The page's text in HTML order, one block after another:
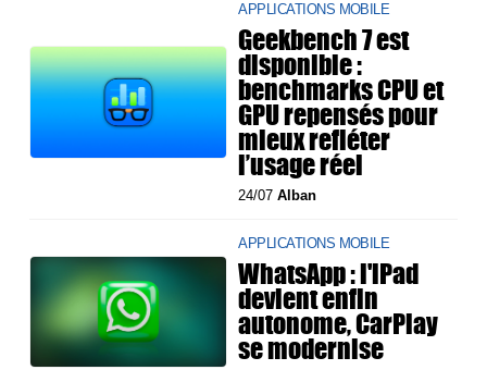
APPLICATIONS MOBILE
Geekbench 7 est
disponible :
benchmarks CPU et
GPU repensés pour
mieux refléter
l’usage réel
24/07Alban
APPLICATIONS MOBILE
WhatsApp : l'iPad
devient enfin
autonome, CarPlay
se modernise